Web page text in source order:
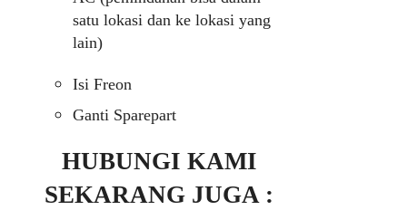
satu lokasi dan ke lokasi yang
lain)
Isi Freon
Ganti Sparepart
HUBUNGI KAMI
SEKARANG JUGA :